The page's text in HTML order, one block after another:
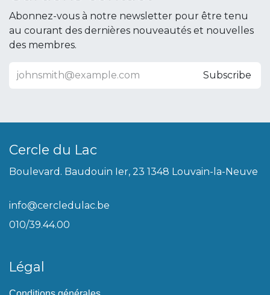
Abonnez-vous à notre newsletter pour être tenu
au courant des dernières nouveautés et nouvelles
des membres.
Subscribe
Cercle du Lac
Boulevard. Baudouin Ier, 23 1348 Louvain-la-Neuve
info@cercledulac.be
010/39.44.00
Légal